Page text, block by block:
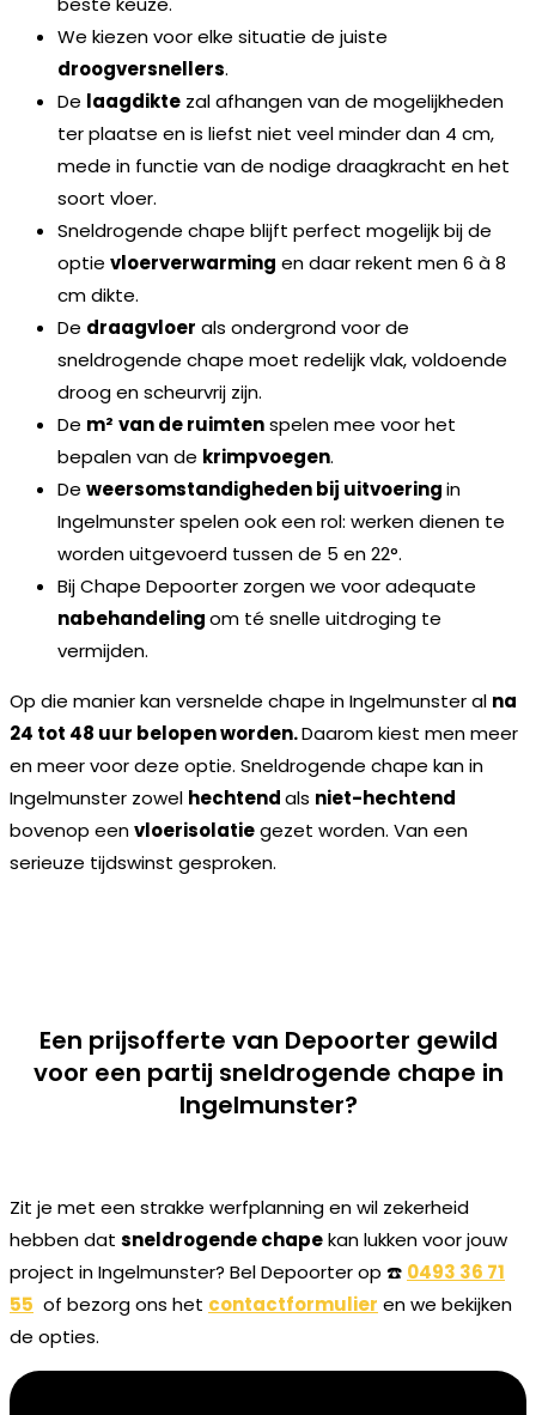
We kiezen voor elke situatie de juiste
droogversnellers.
De laagdikte zal afhangen van de mogelijkheden
ter plaatse en is liefst niet veel minder dan 4 cm,
mede in functie van de nodige draagkracht en het
soort vloer.
Sneldrogende chape blijft perfect mogelijk bij de
optie vloerverwarming en daar rekent men 6 à 8
cm dikte.
De draagvloer als ondergrond voor de
sneldrogende chape moet redelijk vlak, voldoende
droog en scheurvrij zijn.
De m² van de ruimtenspelen mee voor het
bepalen van de krimpvoegen.
De weersomstandigheden bij uitvoeringin
Ingelmunster spelen ook een rol: werken dienen te
worden uitgevoerd tussen de 5 en 22°.
Bij Chape Depoorter zorgen we voor adequate
nabehandelingom té snelle uitdroging te
vermijden.
Op die manier kan versnelde chape in Ingelmunster al na
24 tot 48 uur belopen worden.Daarom kiest men meer
en meer voor deze optie. Sneldrogende chape kan in
Ingelmunster zowel hechtendals niet-hechtend
bovenop eenvloerisolatiegezet worden. Van een
serieuze tijdswinst gesproken.
Een prijsofferte van Depoorter gewild
voor een partij sneldrogende chape in
Ingelmunster?
Zit je met een strakke werfplanning en wil zekerheid
hebben dat sneldrogende chapekan lukken voor jouw
project in Ingelmunster? Bel Depoorter op ☎️ 0493 36 71
55 of bezorg ons het contactformulier en we bekijken
de opties.